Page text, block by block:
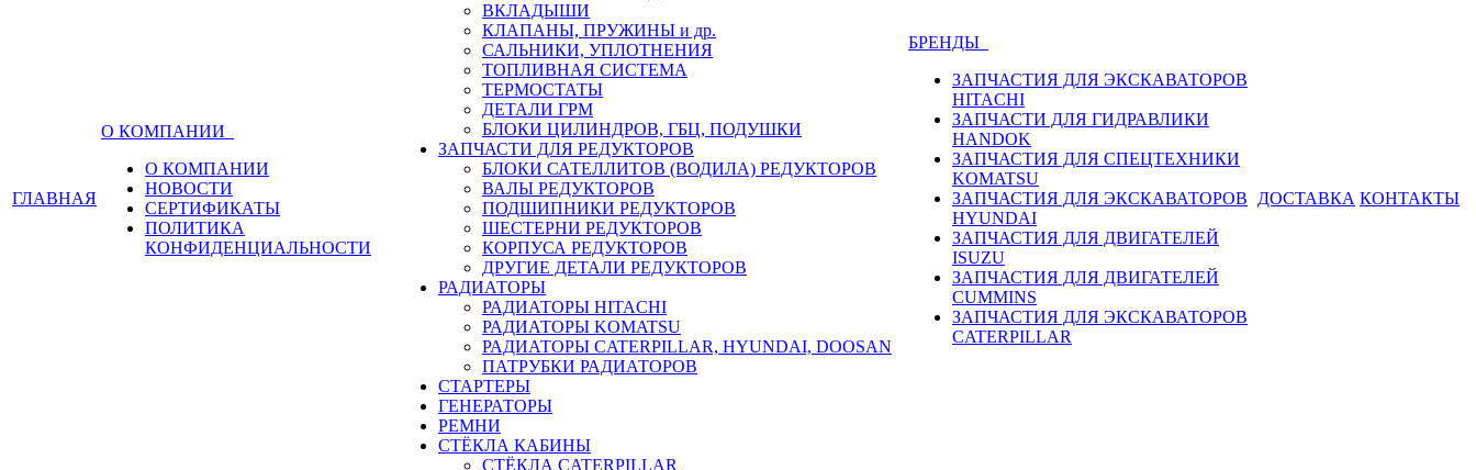
ГЛАВНАЯ
О КОМПАНИИ
О КОМПАНИИ
НОВОСТИ
СЕРТИФИКАТЫ
ПОЛИТИКА
КОНФИДЕНЦИАЛЬНОСТИ
ВКЛАДЫШИ
КЛАПАНЫ, ПРУЖИНЫ и др.
САЛЬНИКИ, УПЛОТНЕНИЯ
ТОПЛИВНАЯ СИСТЕМА
ТЕРМОСТАТЫ
ДЕТАЛИ ГРМ
БЛОКИ ЦИЛИНДРОВ, ГБЦ, ПОДУШКИ
ЗАПЧАСТИ ДЛЯ РЕДУКТОРОВ
БЛОКИ САТЕЛЛИТОВ (ВОДИЛА) РЕДУКТОРОВ
ВАЛЫ РЕДУКТОРОВ
ПОДШИПНИКИ РЕДУКТОРОВ
ШЕСТЕРНИ РЕДУКТОРОВ
КОРПУСА РЕДУКТОРОВ
ДРУГИЕ ДЕТАЛИ РЕДУКТОРОВ
РАДИАТОРЫ
РАДИАТОРЫ HITACHI
РАДИАТОРЫ KOMATSU
РАДИАТОРЫ CATERPILLAR, HYUNDAI, DOOSAN
ПАТРУБКИ РАДИАТОРОВ
СТАРТЕРЫ
ГЕНЕРАТОРЫ
РЕМНИ
СТЁКЛА КАБИНЫ
СТЁКЛА CATERPILLAR
БРЕНДЫ
ЗАПЧАСТИЯ ДЛЯ ЭКСКАВАТОРОВ
HITACHI
ЗАПЧАСТИ ДЛЯ ГИДРАВЛИКИ
HANDOK
ЗАПЧАСТИЯ ДЛЯ СПЕЦТЕХНИКИ
KOMATSU
ЗАПЧАСТИЯ ДЛЯ ЭКСКАВАТОРОВ
HYUNDAI
ЗАПЧАСТИЯ ДЛЯ ДВИГАТЕЛЕЙ
ISUZU
ЗАПЧАСТИЯ ДЛЯ ДВИГАТЕЛЕЙ
CUMMINS
ЗАПЧАСТИЯ ДЛЯ ЭКСКАВАТОРОВ
CATERPILLAR
ДОСТАВКА КОНТАКТЫ